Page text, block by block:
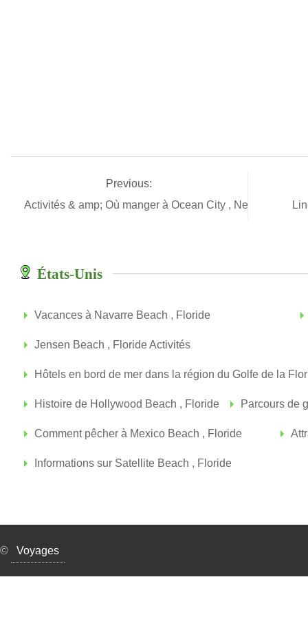
Previous:
Activités & amp; Où manger à Ocean City , New Jersey
États-Unis
Vacances à Navarre Beach , Floride
Jensen Beach , Floride Activités
Hôtels en bord de mer dans la région du Golfe de la
Histoire de Hollywood Beach , Floride Parcours de
Comment pêcher à Mexico Beach , Floride
Informations sur Satellite Beach , Floride
© Voyages